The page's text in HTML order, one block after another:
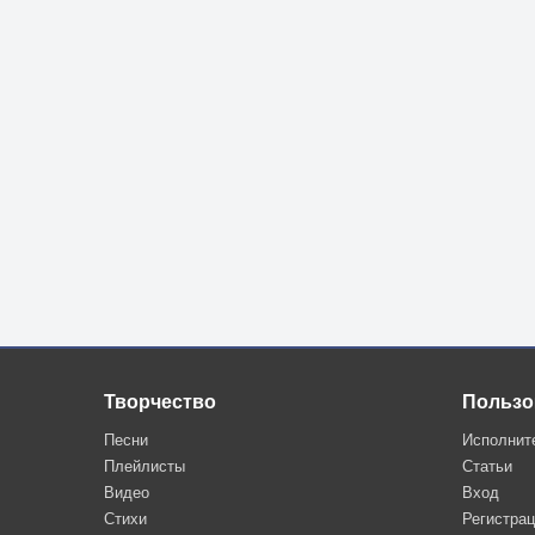
Творчество
Песни
Плейлисты
Видео
Стихи
Статьи
Вход